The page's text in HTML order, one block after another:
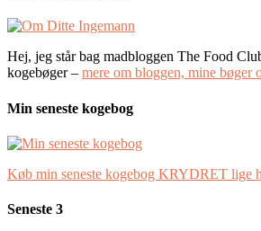
Hej, jeg står bag madbloggen The Food
kogebøger – mere om bloggen, mine bøger
Min seneste kogebog
Køb min seneste kogebog KRYDRET lige
Seneste 3